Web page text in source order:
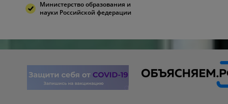
Министерство образования и
науки Российской федерации